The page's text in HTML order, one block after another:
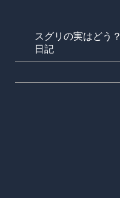
スグリの実はどう？
日記